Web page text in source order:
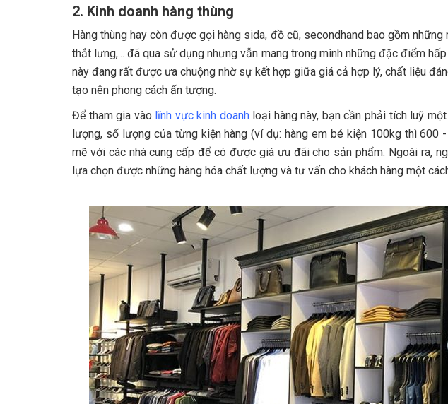
2. Kinh doanh hàng thùng
Hàng thùng hay còn được gọi hàng sida, đồ cũ, secondhand bao gồm
thắt lưng,... đã qua sử dụng nhưng vẫn mang trong mình những đặc điểm
này đang rất được ưa chuộng nhờ sự kết hợp giữa giá cả hợp lý, chất liệu
tạo nên phong cách ấn tượng.
Để tham gia vào lĩnh vực kinh doanhloại hàng này, bạn cần phải tích luỹ
lượng, số lượng của từng kiện hàng (ví dụ: hàng em bé kiện 100kg thì 600
mẽ với các nhà cung cấp để có được giá ưu đãi cho sản phẩm. Ngoài ra,
lựa chọn được những hàng hóa chất lượng và tư vấn cho khách hàng một